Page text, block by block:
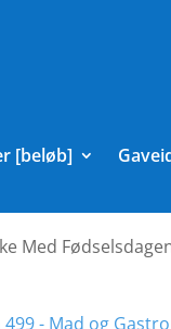
[beløb]
Med